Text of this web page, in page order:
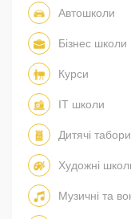
Автошколи
Бізнес школи
Курси
IT школи
Дитячі табори
Художні
Музичні та